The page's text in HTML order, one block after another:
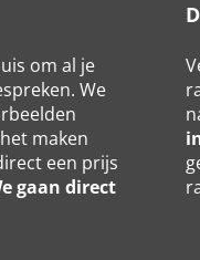
om al je
We
maken
een prijs
gaan direct